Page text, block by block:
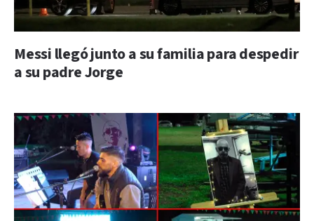
Messi llegó junto a su familia para despedir
a su padre Jorge